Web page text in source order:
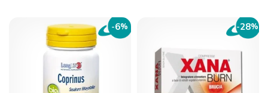
-6% -28%